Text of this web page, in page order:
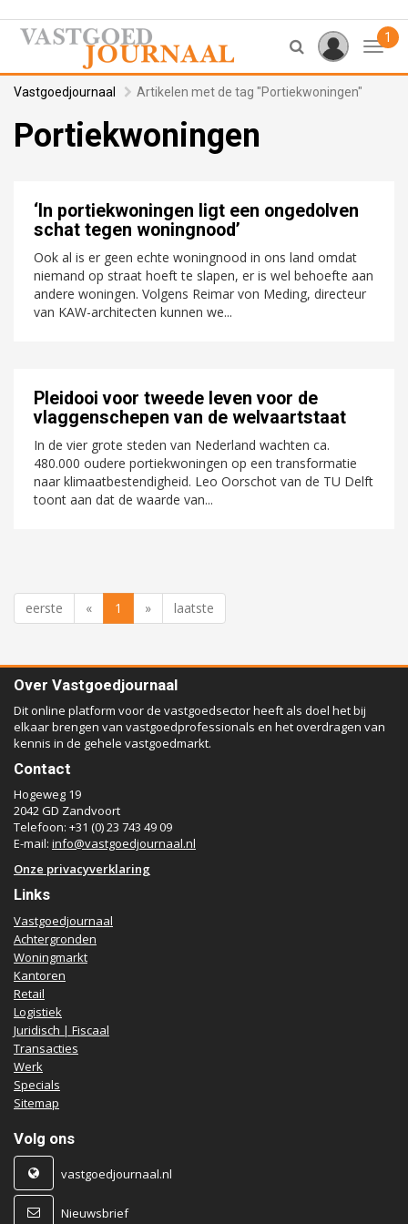
1
Vastgoedjournaal Artikelen met de tag "Portiekwoningen"
Portiekwoningen
‘In portiekwoningen ligt een ongedolven
schat tegen woningnood’
Ook al is er geen echte woningnood in ons land omdat
niemand op straat hoeft te slapen, er is wel behoefte aan
andere woningen. Volgens Reimar von Meding, directeur
van KAW-architecten kunnen we...
Pleidooi voor tweede leven voor de
vlaggenschepen van de welvaartstaat
In de vier grote steden van Nederland wachten ca.
480.000 oudere portiekwoningen op een transformatie
naar klimaatbestendigheid. Leo Oorschot van de TU Delft
toont aan dat de waarde van...
eerste « 1 » laatste
Over Vastgoedjournaal
Dit online platform voor de vastgoedsector heeft als doel het bij
elkaar brengen van vastgoedprofessionals en het overdragen van
kennis in de gehele vastgoedmarkt.
Contact
Hogeweg 19
2042 GD Zandvoort
Telefoon: +31 (0) 23 743 49 09
E-mail: info@vastgoedjournaal.nl
Onze privacyverklaring
Links
Vastgoedjournaal
Achtergronden
Woningmarkt
Kantoren
Retail
Logistiek
Juridisch | Fiscaal
Transacties
Werk
Specials
Sitemap
Volg ons
vastgoedjournaal.nl
Nieuwsbrief